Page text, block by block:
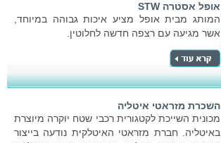
אופל אסטרה STW
המותג מבית אופל מציע איכות גבוהה במיוחד,
אשר מגיעה עם רצפה חדשה לחלוטין.
השכרת מזראטי איטליה
מכונית השייכת לקטגורית רכבי שטח יוקרה מיוצרת
באיטליה. חברת מזראטי האיטלקית נודעה בייצור